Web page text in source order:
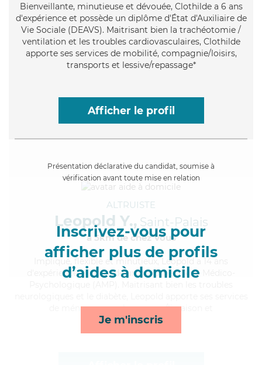
Bienveillante, minutieuse et dévouée, Clothilde a 6 ans
d'expérience et possède un diplôme d'État d'Auxiliaire de
Vie Sociale (DEAVS). Maitrisant bien la trachéotomie /
ventilation et les troubles cardiovasculaires, Clothilde
apporte ses services de mobilité, compagnie/loisirs,
transports et lessive/repassage*
Afficher le profil
Présentation déclarative du candidat, soumise à
vérification avant toute mise en relation
Inscrivez-vous pour
afficher plus de profils
d’aides à domicile
Je m'inscris
ALTRUISTE
Leopold Y., Saint-Palais
à 5km de chez Vous
, flexible et minutieux, Leopold a 14 ans
d'expérience et possède un diplôme d'Aide Médico-
de ménage, rappels, courses/livraison et
surveillance de nuit*